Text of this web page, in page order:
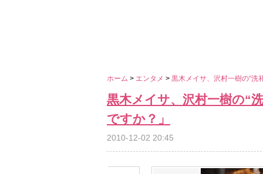
ホーム > エンタメ > 黒木メイサ、沢村一樹の“洗
黒木メイサ、沢村一樹の“
ですか？」
2010-12-02 20:45